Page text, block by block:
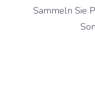
Sammeln Sie